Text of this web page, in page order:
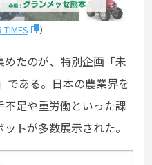
TIMES ）
たのが、特別企画「未
である。日本の農業界を
足や重労働といった課
トが多数展示された。